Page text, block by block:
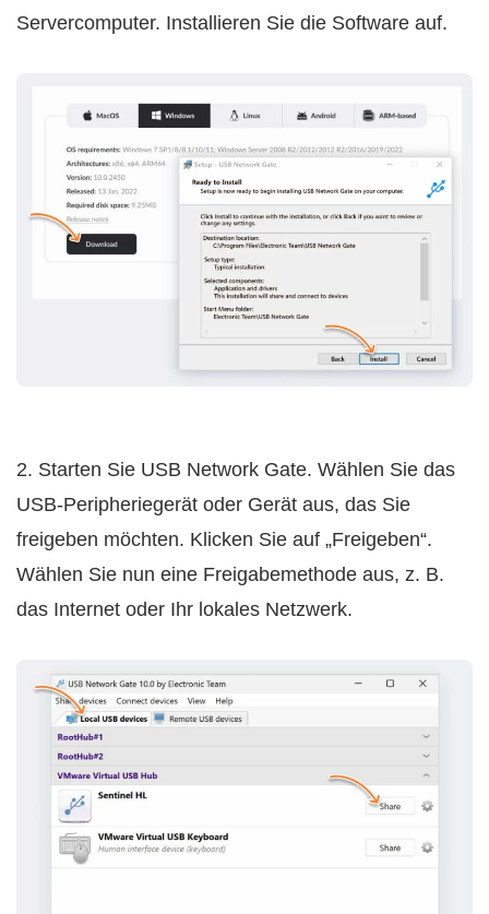
Servercomputer. Installieren Sie die Software auf.
2. Starten Sie USB Network Gate. Wählen Sie das
USB-Peripheriegerät oder Gerät aus, das Sie
freigeben möchten. Klicken Sie auf „Freigeben“.
Wählen Sie nun eine Freigabemethode aus, z. B.
das Internet oder Ihr lokales Netzwerk.